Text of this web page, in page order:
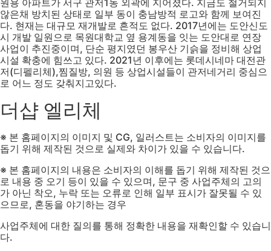
않은채 방치된 상태로 일부 동이 충남방적 로고와 함께 보여진
다. 현재는 대규모 재개발로 흔적도 없다. 2017년에는 도안신도
시 개발 일원으로 목원대학교 옆 용계동을 잇는 도안대로 연장
사업이 추진중이며, 단순 평지였던 봉우산 기슭을 정비해 상업
시설 확충에 힘쓰고 있다. 2021년 이후에는 롯데시네마 대전관
저(디펠리체),찜질방, 의원 등 상업시설들이 관저네거리 중심으
로 어느 정도 갖춰지고있다.
더샵 엘리체
※ 본 홈페이지의 이미지 및 CG, 일러스트는 소비자의 이미지를
돕기 위해 제작된 것으로 실제와 차이가 있을 수 있습니다.
※ 본 홈페이지의 내용은 소비자의 이해를 돕기 위해 제작된 것으
로 내용 중 오기 등이 있을 수 있으며, 문구 중 사업주체의 고의
가 아닌 착오, 누락 또는 오류로 인해 일부 표시가 잘못될 수 있
으므로, 혼동을 야기하는 경우
사업주체에 대한 질의를 통해 정확한 내용을 재확인할 수 있습니
다.